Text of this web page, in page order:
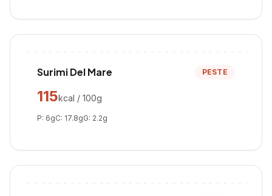
Surimi Del Mare PESTE
115kcal / 100g
P: 6gC: 17.8gG: 2.2g